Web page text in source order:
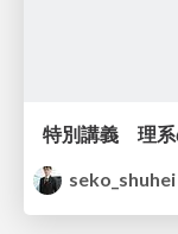
特別講義 理系
seko_shuhei